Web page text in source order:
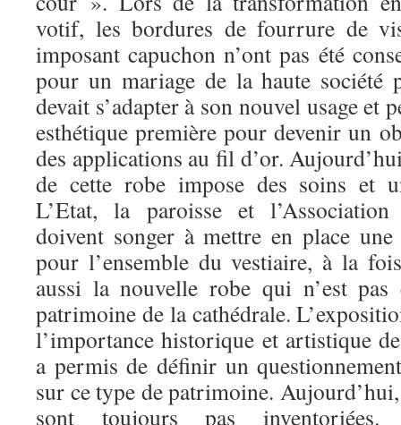
votif, les bordures de fourrure de
imposant capuchon n’ont pas été
pour un mariage de la haute société
devait s’adapter à son nouvel usage et
esthétique première pour devenir un
des applications au fil d’or.
de cette robe impose des soins et
L’Etat, la paroisse et
doivent songer à mettre en place
pour l’ensemble du vestiaire, à la
aussi la nouvelle robe qui n’est pas
patrimoine de la cathédrale.
l’importance historique et artistique
a permis de définir un
sur ce type de patrimoine.
sont toujours pas